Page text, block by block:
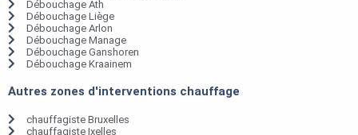
Débouchage Ath
Débouchage Liège
Débouchage Arlon
Débouchage Manage
Débouchage Ganshoren
Débouchage Kraainem
Autres zones d'interventions chauffage
chauffagiste Bruxelles
chauffagiste Ixelles